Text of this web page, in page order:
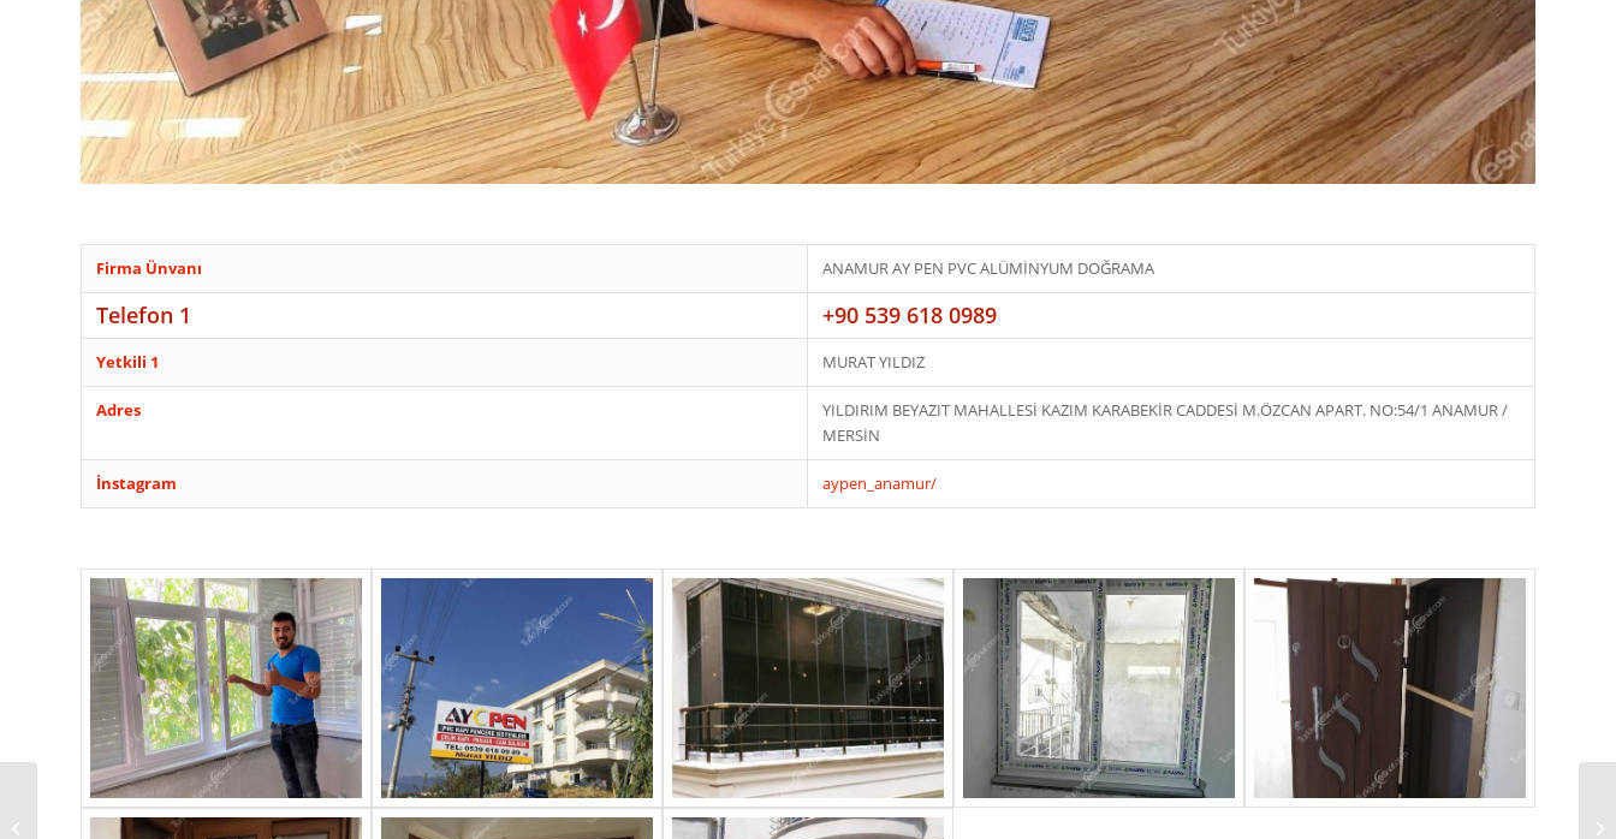
Firma Ünvanı ANAMUR AY PEN PVC ALÜMİNYUM DOĞRAMA
Telefon 1 +90 539 618 0989
Yetkili 1 MURAT YILDIZ
Adres
YILDIRIM BEYAZIT MAHALLESİ KAZIM KARABEKİR CADDESİ M.ÖZCAN APART. NO:54/1 ANAMUR /
MERSİN
İnstagram aypen_anamur/
ERDEMLİ PERDECİ
MERSİN LİFE PERDE